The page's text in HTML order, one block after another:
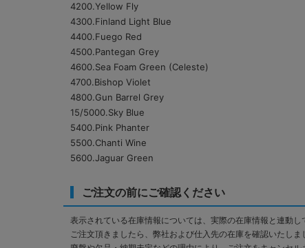
4200.Yellow Fly
4300.Finland Light Blue
4400.Fuego Red
4500.Pantegan Grey
4600.Sea Foam Green (Celeste)
4700.Bishop Violet
4800.Gun Barrel Grey
15/5000.Sky Blue
5400.Pink Phanter
5500.Chanti Wine
5600.Jaguar Green
ご注文の前にご確認ください
表示されている在庫情報については、実際の在庫情報と連動し
ご注文頂きましたら、弊社および仕入先の在庫を確認いたしま